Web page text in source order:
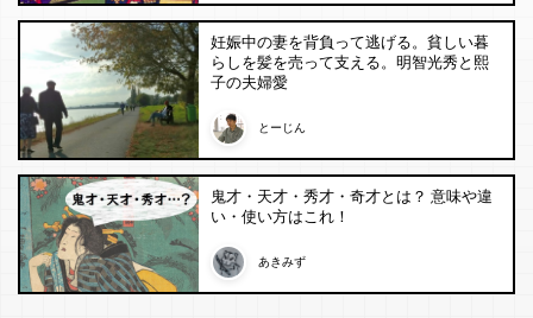
妊娠中の妻を背負って逃げる。貧しい暮
らしを髪を売って支える。明智光秀と熙
子の夫婦愛
とーじん
鬼才・天才・秀才・奇才とは？ 意味や違
い・使い方はこれ！
あきみず